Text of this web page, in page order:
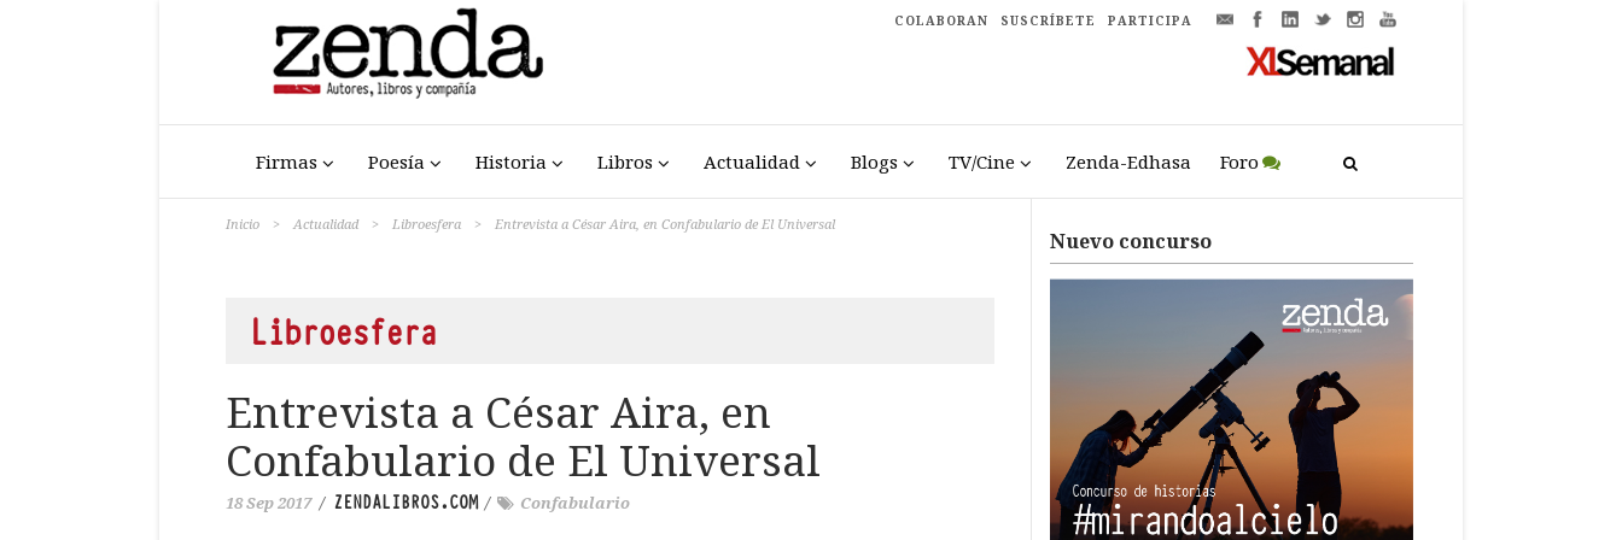
COLABORAN SUSCRÍBETE PARTICIPA
Firmas Poesía Historia Libros Actualidad Blogs TV/Cine Zenda-Edhasa Foro
Inicio > Actualidad > Libroesfera > Entrevista a César Aira, en Confabulario de El Universal
Libroesfera
Entrevista a César Aira, en
Confabulario de El Universal
18 Sep 2017 / ZENDALIBROS.COM/ Confabulario
Nuevo concurso